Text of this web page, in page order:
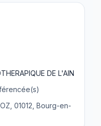
DE L'AIN
01012, Bourg-en-